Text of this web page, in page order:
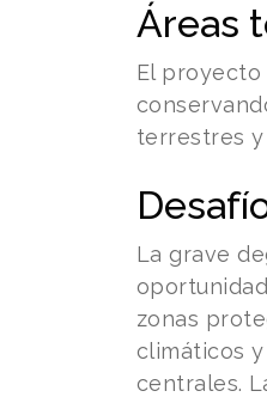
Áreas
El proyecto
terrestres
La grave
zonas
climáticos
centrales.